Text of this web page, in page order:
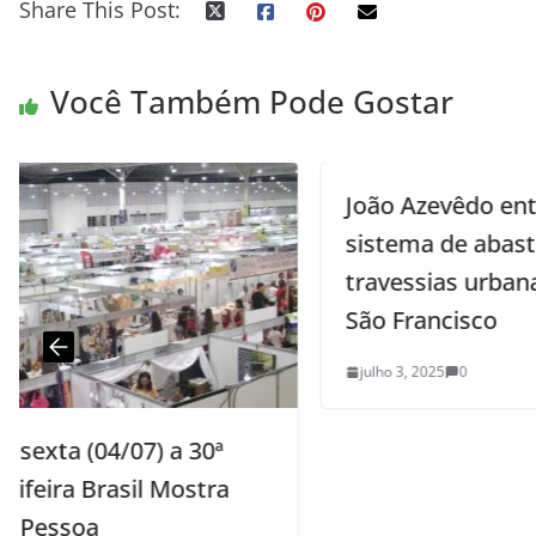
Share This Post:
Você Também Pode Gostar
João Azevêdo entrega creche,
sistema de abastecimento de água e
travessias urbanas em Vieirópolis e
São Francisco
julho 3, 2025 0